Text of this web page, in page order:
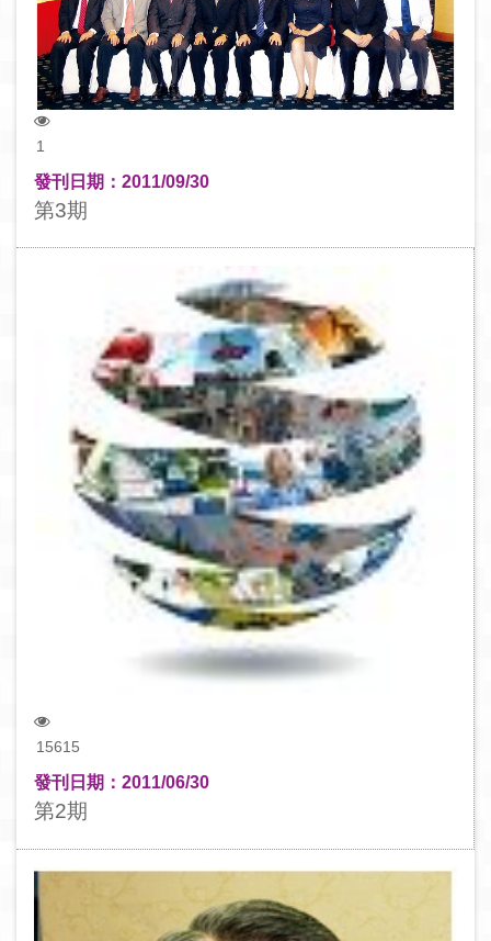
1
發刊日期：2011/09/30
第3期
15615
發刊日期：2011/06/30
第2期